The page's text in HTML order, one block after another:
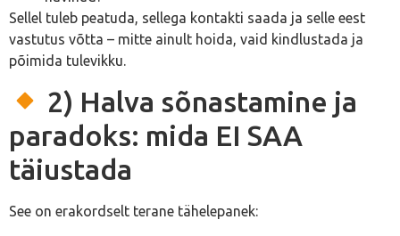
Sellel tuleb peatuda, sellega kontakti saada ja selle eest
vastutus võtta – mitte ainult hoida, vaid kindlustada ja
põimida tulevikku.
2) Halva sõnastamine ja
paradoks: mida EI SAA
täiustada
See on erakordselt terane tähelepanek: